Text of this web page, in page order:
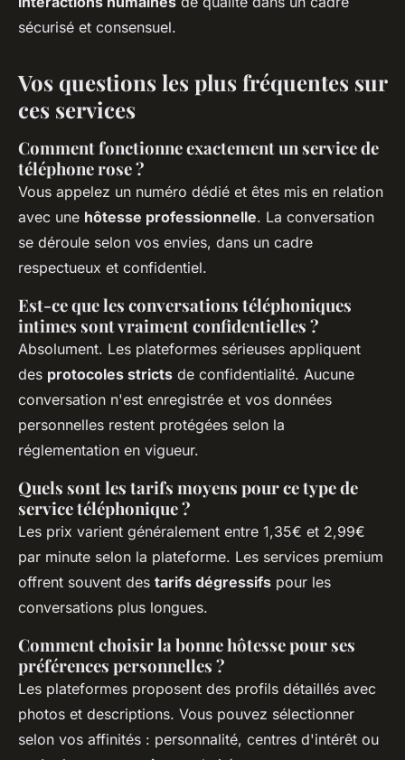
sécurisé et consensuel.
Vos questions les plus fréquentes sur
ces services
Comment fonctionne exactement un service de
téléphone rose ?
Vous appelez un numéro dédié et êtes mis en relation
avec une hôtesse professionnelle. La conversation
se déroule selon vos envies, dans un cadre
respectueux et confidentiel.
Est-ce que les conversations téléphoniques
intimes sont vraiment confidentielles ?
Absolument. Les plateformes sérieuses appliquent
des protocoles stricts de confidentialité. Aucune
conversation n'est enregistrée et vos données
personnelles restent protégées selon la
réglementation en vigueur.
Quels sont les tarifs moyens pour ce type de
service téléphonique ?
Les prix varient généralement entre 1,35€ et 2,99€
par minute selon la plateforme. Les services premium
offrent souvent des tarifs dégressifs pour les
conversations plus longues.
Comment choisir la bonne hôtesse pour ses
préférences personnelles ?
Les plateformes proposent des profils détaillés avec
photos et descriptions. Vous pouvez sélectionner
selon vos affinités : personnalité, centres d'intérêt ou